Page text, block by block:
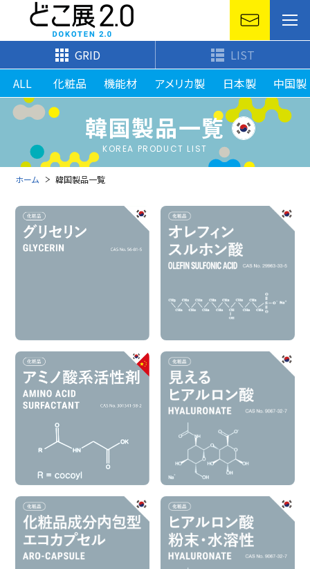
GRID
LIST
ALL
化粧品 機能材 アメリカ製 日本製 中国製
韓国製品一覧
KOREA PRODUCT LIST
ホーム 韓国製品一覧